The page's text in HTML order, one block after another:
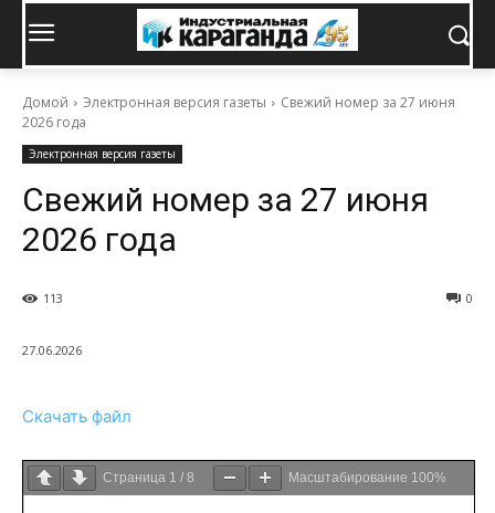
Домой Электронная версия газеты
Свежий номер за 27 июня
2026 года
Электронная версия газеты
Свежий номер за 27 июня
2026 года
0
113
27.06.2026
Скачать файл
Страница 1 / 8 Масштабирование 100%